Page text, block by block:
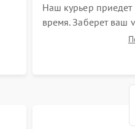
Наш курьер
время. Заберет ваш
склад для